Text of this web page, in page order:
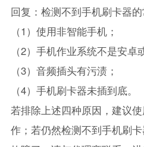
回复：检测不到手机刷卡器的
（1）使用非智能手机；
（2）手机作业系统不是安卓
（3）音频插头有污渍；
（4）手机刷卡器未插到底。
若排除上述四种原因，建议
作；若仍然检测不到手机刷